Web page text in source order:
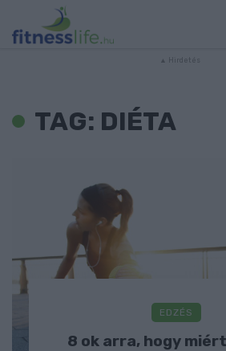
TAG: DIÉTA
EDZÉS
8 ok arra, hogy